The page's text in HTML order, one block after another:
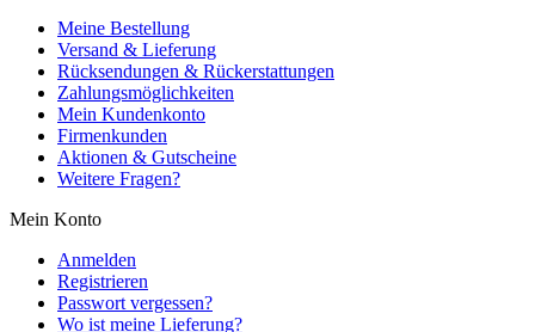
Meine Bestellung
Versand & Lieferung
Rücksendungen & Rückerstattungen
Zahlungsmöglichkeiten
Mein Kundenkonto
Firmenkunden
Aktionen & Gutscheine
Weitere Fragen?
Mein Konto
Anmelden
Registrieren
Passwort vergessen?
Wo ist meine Lieferung?